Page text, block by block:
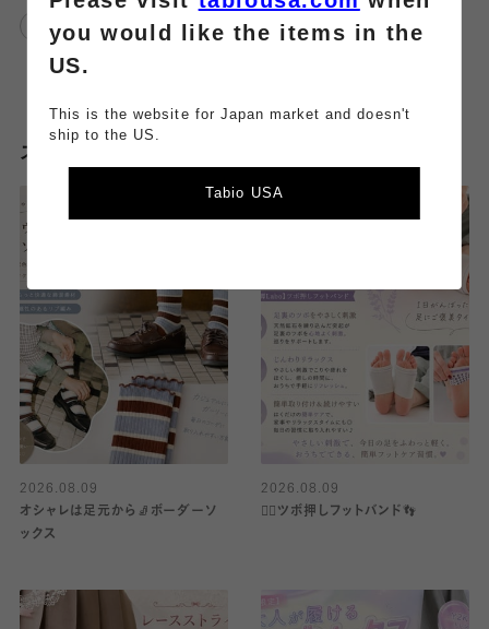
靴下屋アトレ大井町
スタッフのその他のブログはこちら
2026.08.09
オシャレは足元から🧦ボーダーソ
ックス
2026.08.09
👍🏻ツボ押しフットバンド👣
you would like the items in the
US.
This is the website for Japan market and doesn't
ship to the US.
Tabio USA